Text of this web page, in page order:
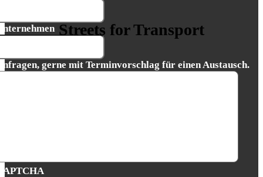
Streets for Transport
gerne mit Terminvorschlag für einen Austausch.